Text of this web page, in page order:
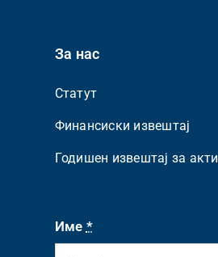
За нас
Статут
Финансиски извештај
Годишен извештај за
Име *